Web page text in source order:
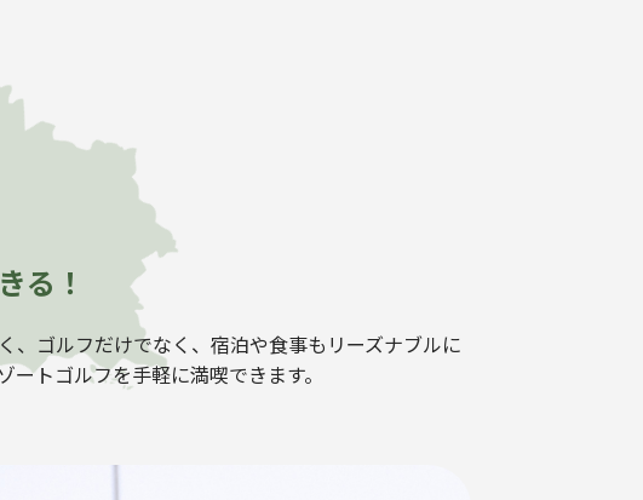
る！
、ゴルフだけでなく、宿泊や食事もリーズナブルに
トゴルフを手軽に満喫できます。